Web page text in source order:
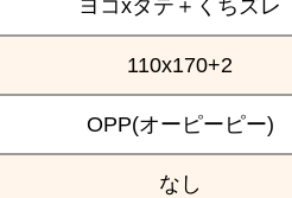
ヨコxタテ＋くちズレ
110x170+2
OPP(オーピーピー)
なし